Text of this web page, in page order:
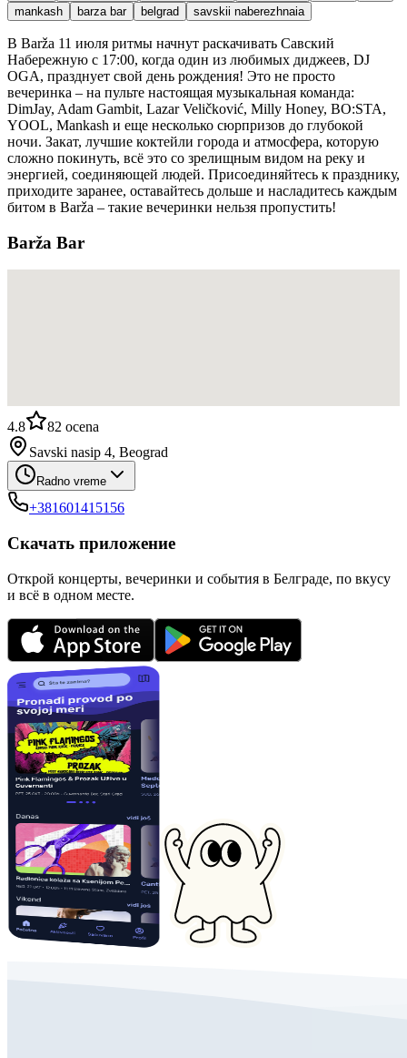
mankash
barza bar belgrad savskii naberezhnaia
В Barža 11 июля ритмы начнут раскачивать Савский
Набережную с 17:00, когда один из любимых диджеев, DJ
OGA, празднует свой день рождения! Это не просто
вечеринка – на пульте настоящая музыкальная команда:
DimJay, Adam Gambit, Lazar Veličković, Milly Honey, BO:STA,
YOOL, Mankash и еще несколько сюрпризов до глубокой
ночи. Закат, лучшие коктейли города и атмосфера, которую
сложно покинуть, всё это со зрелищным видом на реку и
энергией, соединяющей людей. Присоединяйтесь к празднику,
приходите заранее, оставайтесь дольше и насладитесь каждым
битом в Barža – такие вечеринки нельзя пропустить!
Barža Bar
4.8 82 ocena
Savski nasip 4, Beograd
Radno vreme
+381601415156
Скачать приложение
Открой концерты, вечеринки и события в Белграде, по вкусу
и всё в одном месте.